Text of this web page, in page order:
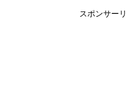
スポンサー